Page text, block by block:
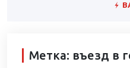
Метка: въезд в